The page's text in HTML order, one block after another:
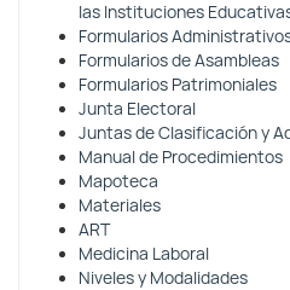
las Instituciones
Formularios
Formularios de Asambleas
Formularios Patrimoniales
Junta Electoral
Juntas de Clasificación y
Manual de Procedimientos
Mapoteca
Materiales
ART
Medicina Laboral
Niveles y Modalidades